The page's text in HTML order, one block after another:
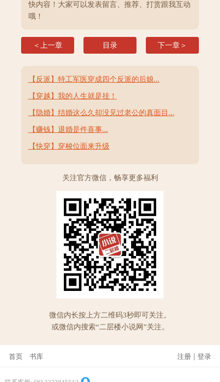
快内容！大家可以发表留言、推荐、打赏跟我互动
哦！
＜上一章 目录 下一章＞
【反派】特工军医穿成四个反派的后娘...
【穿越】我的人生就是挂！
【隐婚】结婚这么久却没见过老公的真面目...
【赚钱】退婚是件喜事...
【快穿】穿梭位面来升级
关注官方微信，畅享更多福利
微信内长按上方二维码3秒即可关注。
或微信内搜索“二层楼小说网”关注。
首页 书库 注册 | 登录